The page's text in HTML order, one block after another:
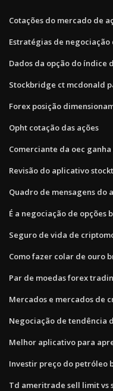
Cotações do mercado de
Estratégias de
Dados da opção do índice
Stockbridge ct mcdonald
Forex posição
Opht cotação das ações
Comerciante da oec
Revisão do aplicativo
Quadro de mensagens do
É a negociação de opções
Seguro de vida de
Como fazer colar de ouro
Par de moedas forex
Mercados e mercados de
Negociação de tendência
Melhor aplicativo para
Investir preço do petróleo
Td ameritrade sell limit vs